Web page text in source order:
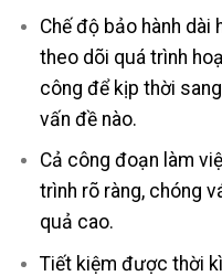
Chế độ bảo hành dài
theo dõi quá trình
công để kịp thời
vấn đề nào.
Cả công đoạn làm
trình rõ ràng, chóng
quả cao.
Tiết kiệm được thời